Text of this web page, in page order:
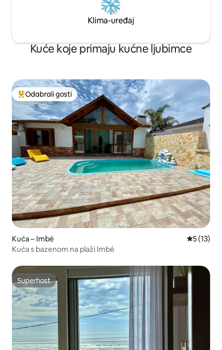
Klima-uređaj
Kuće koje primaju kućne ljubimce
Među najviše rangiranima s oznakom „Odabrali gosti”
Odabrali gosti
Kuća – Imbé Prosječna
5 (13)
Kuća s bazenom na plaži Imbé
Superhost
Superhost